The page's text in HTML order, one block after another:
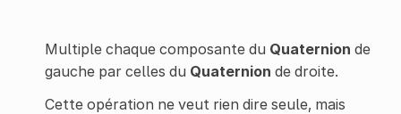
Multiple chaque composante du Quaternion de
gauche par celles du Quaternion de droite.
Cette opération ne veut rien dire seule, mais